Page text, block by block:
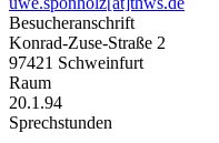
Besucheranschrift
Konrad-Zuse-Straße 2
97421 Schweinfurt
Raum
20.1.94
Sprechstunden